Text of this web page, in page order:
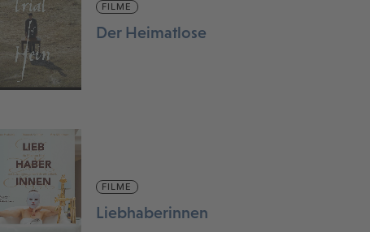
FILME
Der Heimatlose
FILME
Liebhaberinnen